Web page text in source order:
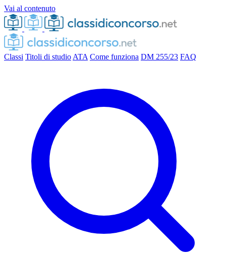
Vai al contenuto
Classi Titoli di studio ATA Come funziona DM 255/23 FAQ